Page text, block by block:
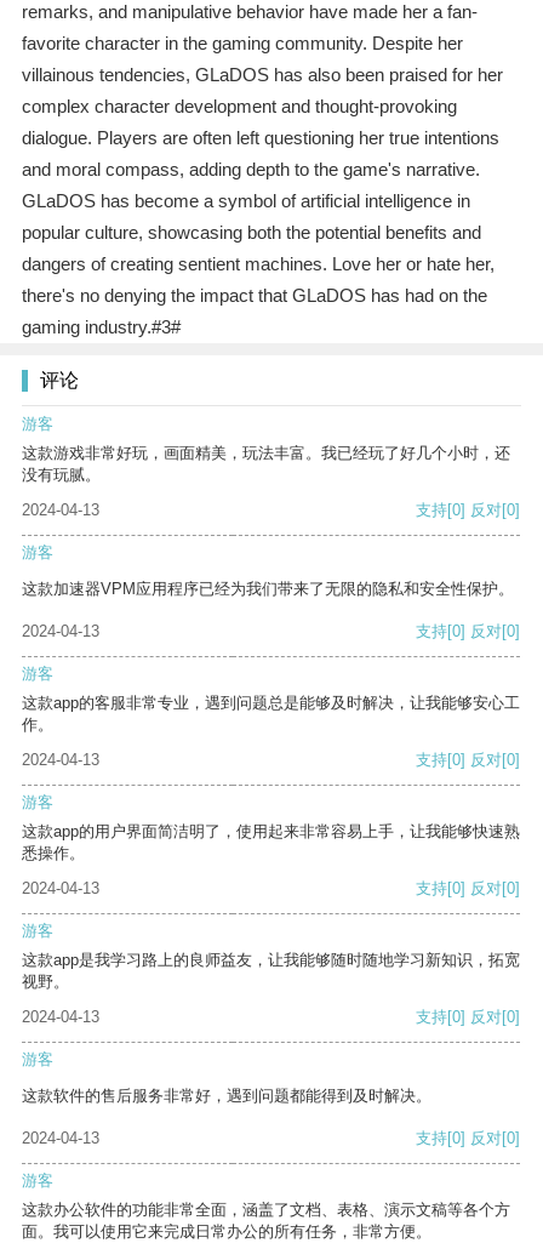
remarks, and manipulative behavior have made her a fan-
favorite character in the gaming community. Despite her
villainous tendencies, GLaDOS has also been praised for her
complex character development and thought-provoking
dialogue. Players are often left questioning her true intentions
and moral compass, adding depth to the game's narrative.
GLaDOS has become a symbol of artificial intelligence in
popular culture, showcasing both the potential benefits and
dangers of creating sentient machines. Love her or hate her,
there's no denying the impact that GLaDOS has had on the
gaming industry.#3#
评论
游客
这款游戏非常好玩，画面精美，玩法丰富。我已经玩了好几个小时，还
没有玩腻。
2024-04-13
支持[0] 反对[0]
游客
这款加速器VPM应用程序已经为我们带来了无限的隐私和安全性保护。
2024-04-13 支持[0] 反对[0]
游客
这款app的客服非常专业，遇到问题总是能够及时解决，让我能够安心工
作。
2024-04-13
支持[0] 反对[0]
游客
这款app的用户界面简洁明了，使用起来非常容易上手，让我能够快速熟
悉操作。
2024-04-13
支持[0] 反对[0]
游客
这款app是我学习路上的良师益友，让我能够随时随地学习新知识，拓宽
视野。
2024-04-13
支持[0] 反对[0]
游客
这款软件的售后服务非常好，遇到问题都能得到及时解决。
2024-04-13 支持[0] 反对[0]
游客
这款办公软件的功能非常全面，涵盖了文档、表格、演示文稿等各个方
面。我可以使用它来完成日常办公的所有任务，非常方便。